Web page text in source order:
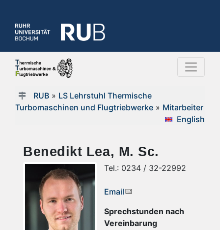
RUB» LS Lehrstuhl Thermische
Turbomaschinen und Flugtriebwerke » Mitarbeiter
English
Benedikt Lea, M. Sc.
Tel.: 0234 / 32-22992
Email
Sprechstunden nach
Vereinbarung